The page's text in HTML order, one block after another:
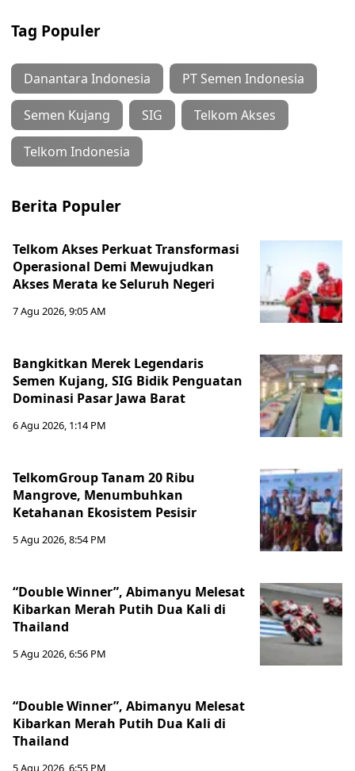
Tag Populer
Danantara Indonesia PT Semen Indonesia
Semen Kujang SIG Telkom Akses
Telkom Indonesia
Berita Populer
Telkom Akses Perkuat Transformasi
Operasional Demi Mewujudkan
Akses Merata ke Seluruh Negeri
7 Agu 2026, 9:05 AM
Bangkitkan Merek Legendaris
Semen Kujang, SIG Bidik Penguatan
Dominasi Pasar Jawa Barat
6 Agu 2026, 1:14 PM
TelkomGroup Tanam 20 Ribu
Mangrove, Menumbuhkan
Ketahanan Ekosistem Pesisir
5 Agu 2026, 8:54 PM
“Double Winner”, Abimanyu Melesat
Kibarkan Merah Putih Dua Kali di
Thailand
5 Agu 2026, 6:56 PM
“Double Winner”, Abimanyu Melesat
Kibarkan Merah Putih Dua Kali di
Thailand
5 Agu 2026, 6:55 PM